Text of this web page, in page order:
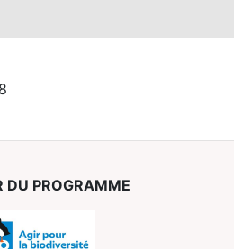
DU PROGRAMME